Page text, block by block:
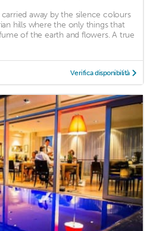
away by the silence colours
hills where the only things that
of the earth and flowers. A true
Verifica disponibilità